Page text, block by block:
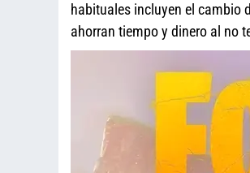
habituales incluyen el cambio
ahorran tiempo y dinero al no